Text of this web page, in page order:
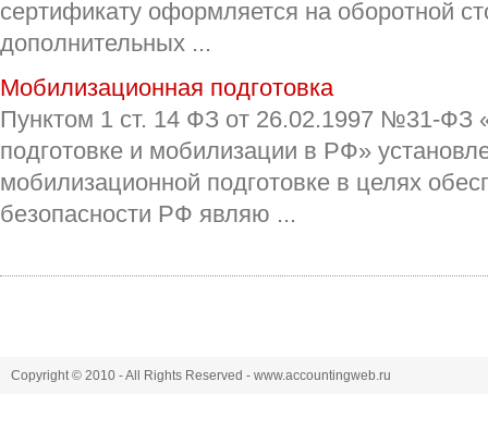
сертификату оформляется на оборотной
дополнительных ...
Мобилизационная подготовка
Пунктом 1 ст. 14 ФЗ от 26.02.1997 №31-ФЗ
подготовке и мобилизации в РФ»
мобилизационной подготовке в целях
безопасности РФ являю ...
Copyright © 2010 - All Rights Reserved - www.accountingweb.ru